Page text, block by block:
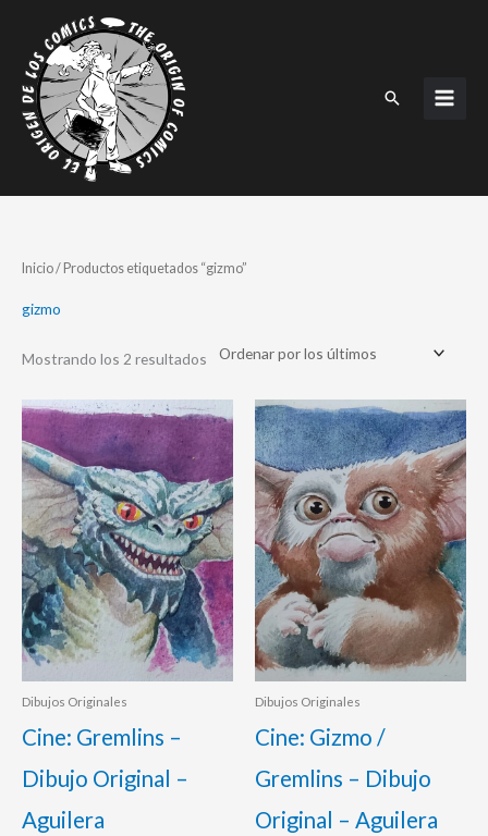
contenido
Buscar
Inicio/ Productos etiquetados “gizmo”
gizmo
Mostrando los 2 resultados
Ordenado
por
Dibujos Originales
Cine: Gremlins –
Dibujo Original –
Aguilera
Dibujos Originales
Cine: Gizmo /
Gremlins – Dibujo
Original – Aguilera